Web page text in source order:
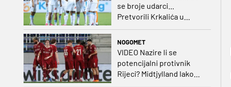
se broje udarci...
Pretvorili Krkalića u
NOGOMET
VIDEO Nazire li se
potencijalni protivnik
Rijeci? Midtjylland lako